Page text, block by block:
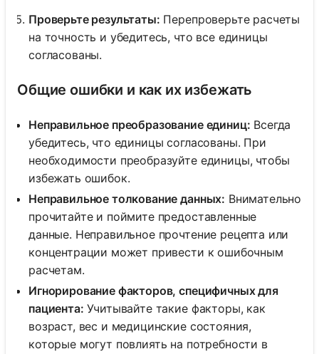
Проверьте результаты: Перепроверьте расчеты
на точность и убедитесь, что все единицы
согласованы.
Общие ошибки и как их избежать
Неправильное преобразование единиц: Всегда
убедитесь, что единицы согласованы. При
необходимости преобразуйте единицы, чтобы
избежать ошибок.
Неправильное толкование данных: Внимательно
прочитайте и поймите предоставленные
данные. Неправильное прочтение рецепта или
концентрации может привести к ошибочным
расчетам.
Игнорирование факторов, специфичных для
пациента: Учитывайте такие факторы, как
возраст, вес и медицинские состояния,
которые могут повлиять на потребности в